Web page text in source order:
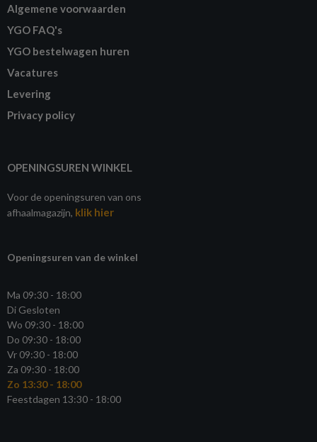
Algemene voorwaarden
YGO FAQ's
YGO bestelwagen huren
Vacatures
Levering
Privacy policy
OPENINGSUREN WINKEL
Voor de openingsuren van ons
afhaalmagazijn, klik hier
Openingsuren van de winkel
Ma 09:30 - 18:00
Di Gesloten
Wo 09:30 - 18:00
Do 09:30 - 18:00
Vr 09:30 - 18:00
Za 09:30 - 18:00
Zo 13:30 - 18:00
Feestdagen 13:30 - 18:00